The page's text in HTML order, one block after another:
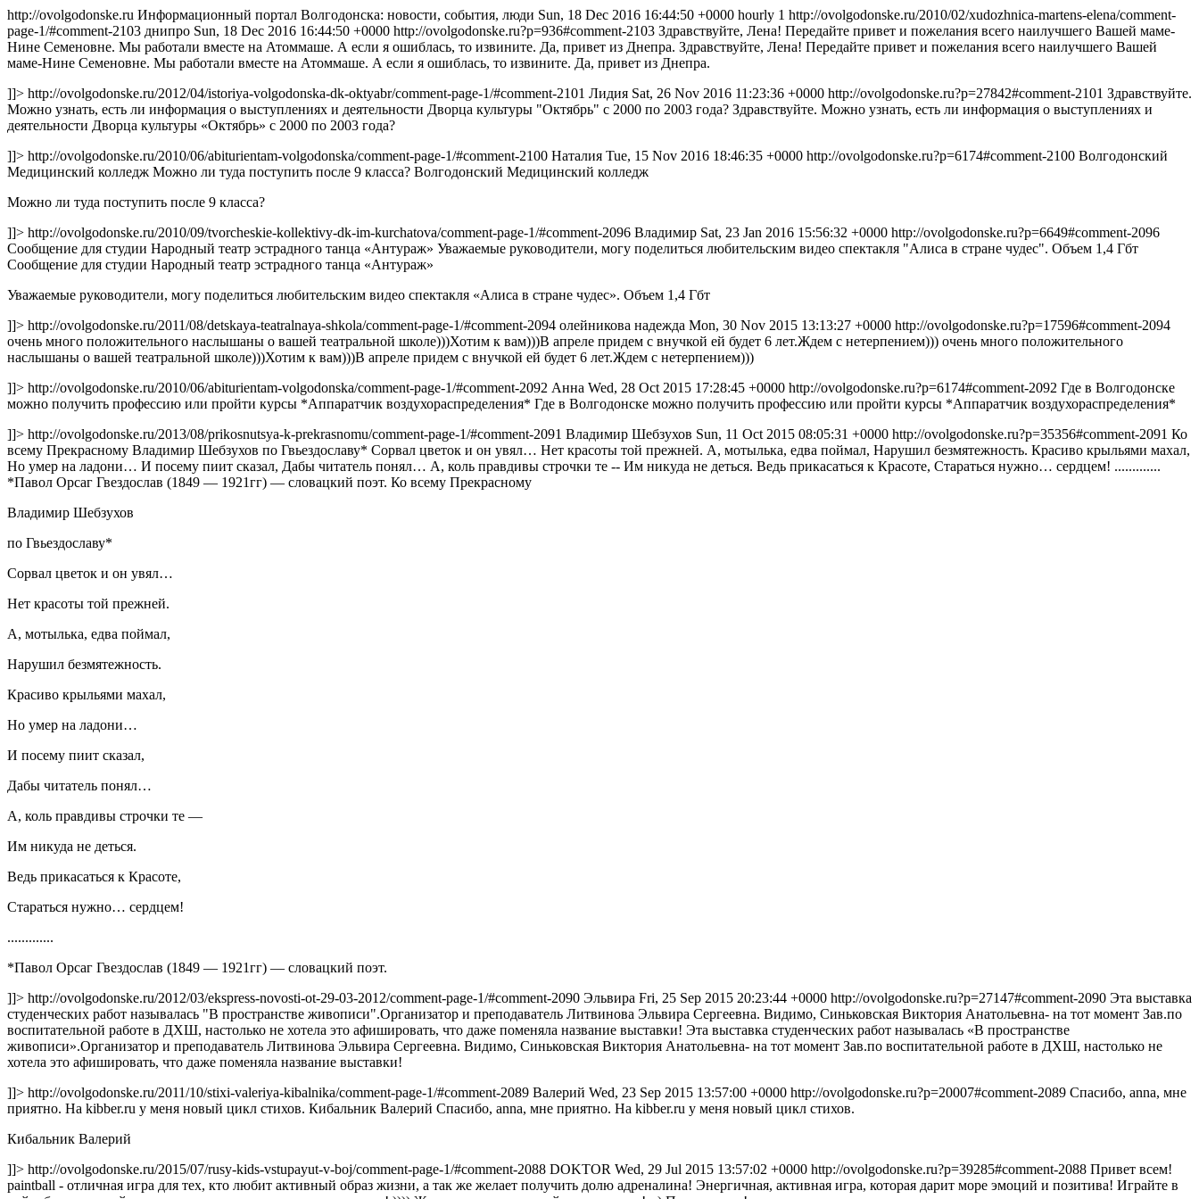
http://ovolgodonske.ru Информационный портал Волгодонска: новости, события, люди Sun, 18 Dec 2016 16:44:50 +0000 hourly 1 http://ovolgodonske.ru/2010/02/xudozhnica-martens-elena/comment-
page-1/#comment-2103 днипро Sun, 18 Dec 2016 16:44:50 +0000 http://ovolgodonske.ru?p=936#comment-2103 Здравствуйте, Лена! Передайте привет и пожелания всего наилучшего Вашей маме-
Нине Семеновне. Мы работали вместе на Атоммаше. А если я ошиблась, то извините. Да, привет из Днепра. Здравствуйте, Лена! Передайте привет и пожелания всего наилучшего Вашей
маме-Нине Семеновне. Мы работали вместе на Атоммаше. А если я ошиблась, то извините. Да, привет из Днепра.
]]> http://ovolgodonske.ru/2012/04/istoriya-volgodonska-dk-oktyabr/comment-page-1/#comment-2101 Лидия Sat, 26 Nov 2016 11:23:36 +0000 http://ovolgodonske.ru?p=27842#comment-2101 Здравствуйте.
Можно узнать, есть ли информация о выступлениях и деятельности Дворца культуры "Октябрь" с 2000 по 2003 года? Здравствуйте. Можно узнать, есть ли информация о выступлениях и
деятельности Дворца культуры «Октябрь» с 2000 по 2003 года?
]]> http://ovolgodonske.ru/2010/06/abiturientam-volgodonska/comment-page-1/#comment-2100 Наталия Tue, 15 Nov 2016 18:46:35 +0000 http://ovolgodonske.ru?p=6174#comment-2100 Волгодонский
Медицинский колледж Можно ли туда поступить после 9 класса? Волгодонский Медицинский колледж
Можно ли туда поступить после 9 класса?
]]> http://ovolgodonske.ru/2010/09/tvorcheskie-kollektivy-dk-im-kurchatova/comment-page-1/#comment-2096 Владимир Sat, 23 Jan 2016 15:56:32 +0000 http://ovolgodonske.ru?p=6649#comment-2096
Сообщение для студии Народный театр эстрадного танца «Антураж» Уважаемые руководители, могу поделиться любительским видео спектакля "Алиса в стране чудес". Объем 1,4 Гбт
Сообщение для студии Народный театр эстрадного танца «Антураж»
Уважаемые руководители, могу поделиться любительским видео спектакля «Алиса в стране чудес». Объем 1,4 Гбт
]]> http://ovolgodonske.ru/2011/08/detskaya-teatralnaya-shkola/comment-page-1/#comment-2094 олейникова надежда Mon, 30 Nov 2015 13:13:27 +0000 http://ovolgodonske.ru?p=17596#comment-2094
очень много положительного наслышаны о вашей театральной школе)))Хотим к вам)))В апреле придем с внучкой ей будет 6 лет.Ждем с нетерпением))) очень много положительного
наслышаны о вашей театральной школе)))Хотим к вам)))В апреле придем с внучкой ей будет 6 лет.Ждем с нетерпением)))
]]> http://ovolgodonske.ru/2010/06/abiturientam-volgodonska/comment-page-1/#comment-2092 Анна Wed, 28 Oct 2015 17:28:45 +0000 http://ovolgodonske.ru?p=6174#comment-2092 Где в Волгодонске
можно получить профессию или пройти курсы *Аппаратчик воздухораспределения* Где в Волгодонске можно получить профессию или пройти курсы *Аппаратчик воздухораспределения*
]]> http://ovolgodonske.ru/2013/08/prikosnutsya-k-prekrasnomu/comment-page-1/#comment-2091 Владимир Шебзухов Sun, 11 Oct 2015 08:05:31 +0000 http://ovolgodonske.ru?p=35356#comment-2091 Ко
всему Прекрасному Владимир Шебзухов по Гвьездославу* Сорвал цветок и он увял… Нет красоты той прежней. А, мотылька, едва поймал, Нарушил безмятежность. Красиво крыльями махал,
Но умер на ладони… И посему пиит сказал, Дабы читатель понял… А, коль правдивы строчки те -- Им никуда не деться. Ведь прикасаться к Красоте, Стараться нужно… сердцем! .............
*Павол Орсаг Гвездослав (1849 — 1921гг) — словацкий поэт. Ко всему Прекрасному
Владимир Шебзухов
по Гвьездославу*
Сорвал цветок и он увял…
Нет красоты той прежней.
А, мотылька, едва поймал,
Нарушил безмятежность.
Красиво крыльями махал,
Но умер на ладони…
И посему пиит сказал,
Дабы читатель понял…
А, коль правдивы строчки те —
Им никуда не деться.
Ведь прикасаться к Красоте,
Стараться нужно… сердцем!
.............
*Павол Орсаг Гвездослав (1849 — 1921гг) — словацкий поэт.
]]> http://ovolgodonske.ru/2012/03/ekspress-novosti-ot-29-03-2012/comment-page-1/#comment-2090 Эльвира Fri, 25 Sep 2015 20:23:44 +0000 http://ovolgodonske.ru?p=27147#comment-2090 Эта выставка
студенческих работ называлась "В пространстве живописи".Организатор и преподаватель Литвинова Эльвира Сергеевна. Видимо, Синьковская Виктория Анатольевна- на тот момент Зав.по
воспитательной работе в ДХШ, настолько не хотела это афишировать, что даже поменяла название выставки! Эта выставка студенческих работ называлась «В пространстве
живописи».Организатор и преподаватель Литвинова Эльвира Сергеевна. Видимо, Синьковская Виктория Анатольевна- на тот момент Зав.по воспитательной работе в ДХШ, настолько не
хотела это афишировать, что даже поменяла название выставки!
]]> http://ovolgodonske.ru/2011/10/stixi-valeriya-kibalnika/comment-page-1/#comment-2089 Валерий Wed, 23 Sep 2015 13:57:00 +0000 http://ovolgodonske.ru?p=20007#comment-2089 Спасибо, anna, мне
приятно. На kibber.ru у меня новый цикл стихов. Кибальник Валерий Спасибо, anna, мне приятно. На kibber.ru у меня новый цикл стихов.
Кибальник Валерий
]]> http://ovolgodonske.ru/2015/07/rusy-kids-vstupayut-v-boj/comment-page-1/#comment-2088 DOKTOR Wed, 29 Jul 2015 13:57:02 +0000 http://ovolgodonske.ru?p=39285#comment-2088 Привет всем!
paintball - отличная игра для тех, кто любит активный образ жизни, а так же желает получить долю адреналина! Энергичная, активная игра, которая дарит море эмоций и позитива! Играйте в